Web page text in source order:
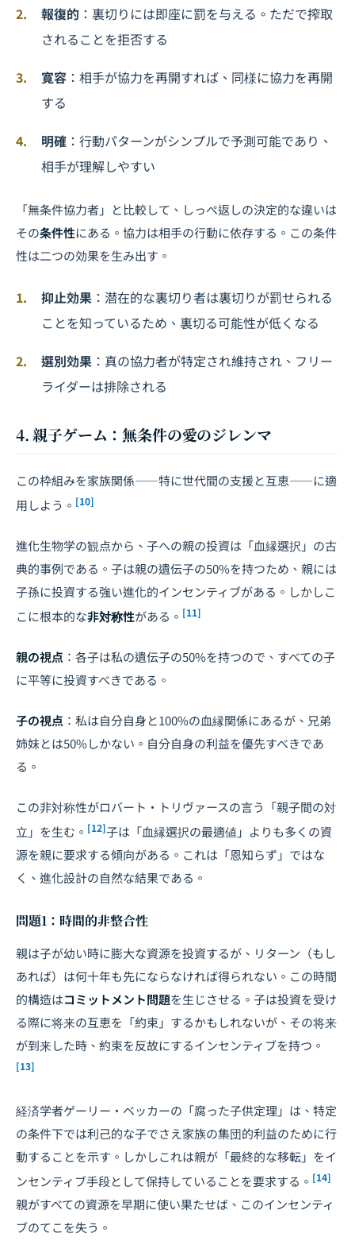
報復的 ：裏切りには即座に罰を与える。ただで搾取
されることを拒否する
寛容 ：相手が協力を再開すれば、同様に協力を再開
する
明確 ：行動パターンがシンプルで予測可能であり、
相手が理解しやすい
「無条件協力者」と比較して、しっぺ返しの決定的な違いは
その条件性にある。協力は相手の行動に依存する。この条件
性は二つの効果を生み出す。
抑止効果 ：潜在的な裏切り者は裏切りが罰せられる
ことを知っているため、裏切る可能性が低くなる
選別効果 ：真の協力者が特定され維持され、フリー
ライダーは排除される
4. 親子ゲーム：無条件の愛のジレンマ
この枠組みを家族関係――特に世代間の支援と互恵――に適
用しよう。 [10]
進化生物学の観点から、子への親の投資は「血縁選択」の古
典的事例である。子は親の遺伝子の50%を持つため、親には
子孫に投資する強い進化的インセンティブがある。しかしこ
こに根本的な非対称性がある。 [11]
親の視点 ：各子は私の遺伝子の50%を持つので、すべての子
に平等に投資すべきである。
子の視点 ：私は自分自身と100%の血縁関係にあるが、兄弟
姉妹とは50%しかない。自分自身の利益を優先すべきであ
る。
この非対称性がロバート・トリヴァースの言う「親子間の対
立」を生む。 [12]子は「血縁選択の最適値」よりも多くの資
源を親に要求する傾向がある。これは「恩知らず」ではな
く、進化設計の自然な結果である。
問題1：時間的非整合性
親は子が幼い時に膨大な資源を投資するが、リターン（もし
あれば）は何十年も先にならなければ得られない。この時間
的構造はコミットメント問題を生じさせる。子は投資を受け
る際に将来の互恵を「約束」するかもしれないが、その将来
が到来した時、約束を反故にするインセンティブを持つ。
[13]
経済学者ゲーリー・ベッカーの「腐った子供定理」は、特定
の条件下では利己的な子でさえ家族の集団的利益のために行
動することを示す。しかしこれは親が「最終的な移転」をイ
ンセンティブ手段として保持していることを要求する。 [14]
親がすべての資源を早期に使い果たせば、このインセンティ
ブのてこを失う。